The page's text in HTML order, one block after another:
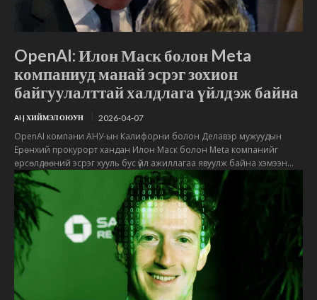
OpenAI: Илон Маск болон Meta
компаниуд манай эсрэг зохион
байгуулалттай халдлага үйлдэж байна
AI | ХИЙМЭЛ ОЮУН 2026-04-07
OpenAI компани АНУ-ын Калифорни болон Делавэр мужуудын
Ерөнхий прокурорт хандан Илон Маск болон Meta компанийг
өрсөлдөөний эсрэг хууль бус үйл ажиллагаа явуулж байна хэмээн...